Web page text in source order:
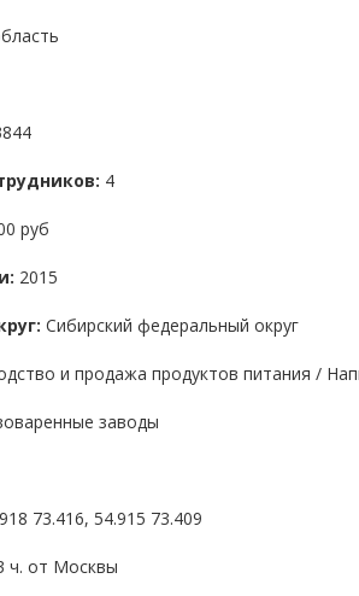
4
руб
2015
Сибирский федеральный округ
и продажа продуктов питания /
заводы
73.416, 54.915 73.409
ч. от Москвы